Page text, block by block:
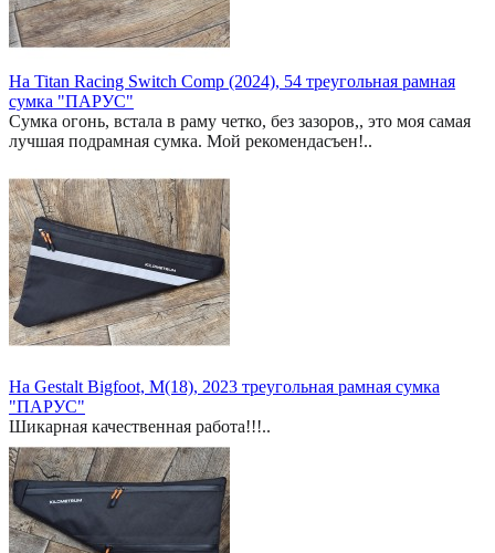
На Titan Racing Switch Comp (2024), 54 треугольная рамная
сумка "ПАРУС"
Сумка огонь, встала в раму четко, без зазоров,, это моя самая
лучшая подрамная сумка. Мой рекомендасъен!..
На Gestalt Bigfoot, M(18), 2023 треугольная рамная сумка
"ПАРУС"
Шикарная качественная работа!!!..